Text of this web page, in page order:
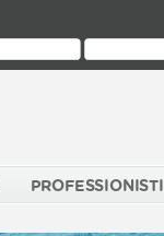
PROFESSIONISTI